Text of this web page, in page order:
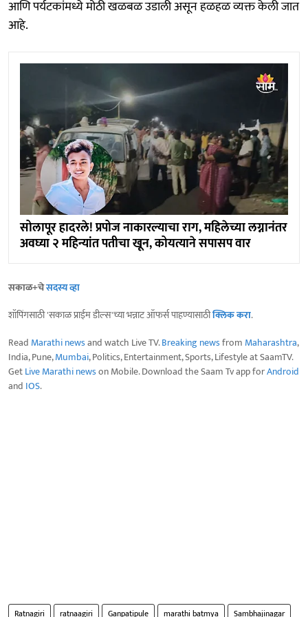
आणि पर्यटकांमध्ये मोठी खळबळ उडाली असून हळहळ व्यक्त केली जात
आहे.
सोलापूर हादरले! प्रपोज नाकारल्याचा राग, महिलेच्या लग्नानंतर
अवघ्या २ महिन्यांत पतीचा खून, कोयत्याने सपासप वार
सकाळ+चेसदस्य व्हा
शॉपिंगसाठी 'सकाळ प्राईम डील्स'च्या भन्नाट ऑफर्स पाहण्यासाठीक्लिक करा.
Read Marathi newsand watch Live TV.Breaking newsfrom Maharashtra,
India, Pune,Mumbai, Politics, Entertainment, Sports, Lifestyle at SaamTV.
GetLive Marathi newson Mobile. Download the Saam Tv app forAndroid
and IOS.
Ratnagiri ratnaagiri Ganpatipule marathi batmya
Sambhajinagar